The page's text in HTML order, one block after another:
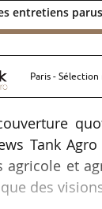
entretiens
Paris -
Tank
agricole et
des